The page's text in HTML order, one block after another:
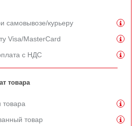
самовывозе/курьеру
Visa/MasterCard
с НДС
товара
товара
товар